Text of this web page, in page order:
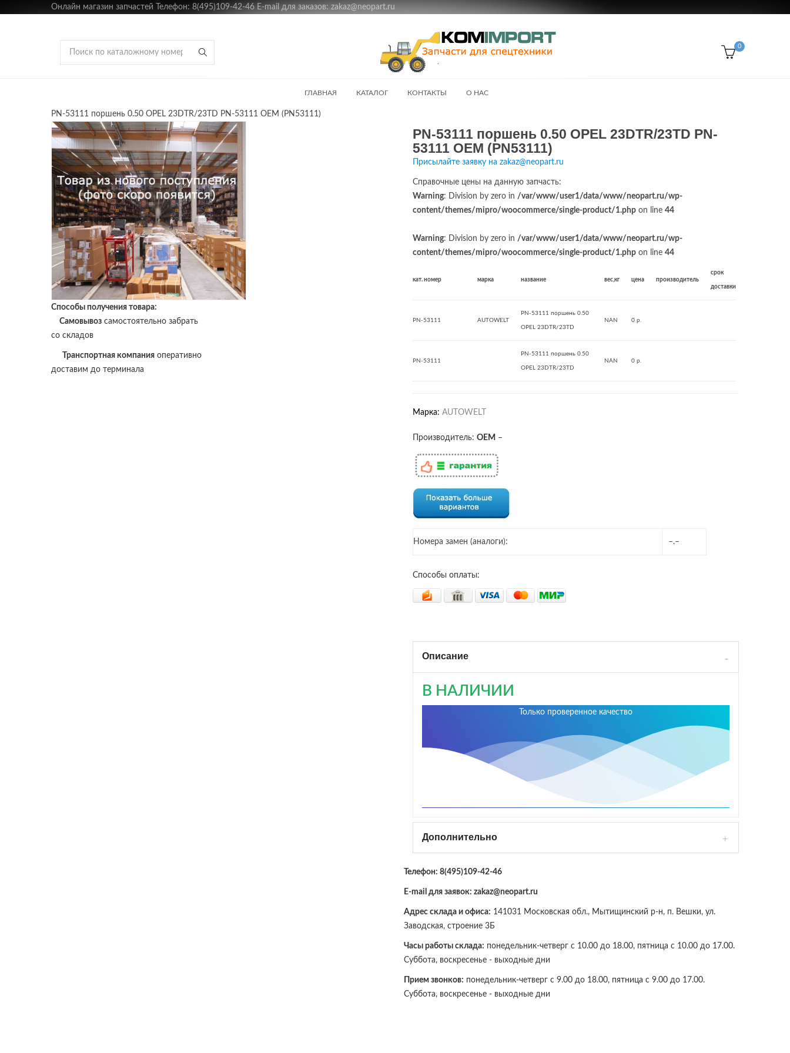
Онлайн магазин запчастей Телефон: 8(495)109-42-46 E-mail для заказов: zakaz@neopart.ru
0
ГЛАВНАЯ КАТАЛОГ КОНТАКТЫ О НАС
PN-53111 поршень 0.50 OPEL 23DTR/23TD PN-53111 OEM (PN53111)
Способы получения товара:
Самовывоз самостоятельно забрать
со складов
Транспортная компания оперативно
доставим до терминала
PN-53111 поршень 0.50 OPEL 23DTR/23TD PN-
53111 OEM (PN53111)
Присылайте заявку на zakaz@neopart.ru
Справочные цены на данную запчасть:
Warning: Division by zero in /var/www/user1/data/www/neopart.ru/wp-
content/themes/mipro/woocommerce/single-product/1.php on line 44
Warning: Division by zero in /var/www/user1/data/www/neopart.ru/wp-
content/themes/mipro/woocommerce/single-product/1.php on line 44
кат. номер марка название вес,кг цена производитель
срок
доставки
PN-53111 AUTOWELT
PN-53111 поршень 0.50
OPEL 23DTR/23TD
NAN 0 р.
PN-53111
PN-53111 поршень 0.50
OPEL 23DTR/23TD
NAN 0 р.
Марка: AUTOWELT
Производитель: OEM –
Номера замен (аналоги): –.–
Способы оплаты:
Описание
В НАЛИЧИИ
Только проверенное качество
Дополнительно
Телефон: 8(495)109-42-46
E-mail для заявок: zakaz@neopart.ru
Адрес склада и офиса: 141031 Московская обл., Мытищинский р-н, п. Вешки, ул.
Заводская, строение 3Б
Часы работы склада: понедельник-четверг с 10.00 до 18.00, пятница с 10.00 до 17.00.
Суббота, воскресенье - выходные дни
Прием звонков: понедельник-четверг с 9.00 до 18.00, пятница с 9.00 до 17.00.
Суббота, воскресенье - выходные дни